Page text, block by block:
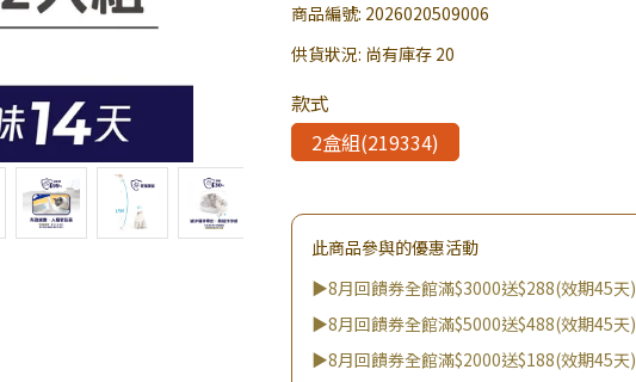
商品編號: 2026020509006
供貨狀況: 尚有庫存 20
款式
2盒組(219334)
此商品參與的優惠活動
▶8月回饋券全館滿$3000送$288(效期45天)
▶8月回饋券全館滿$5000送$488(效期45天)
▶8月回饋券全館滿$2000送$188(效期45天)